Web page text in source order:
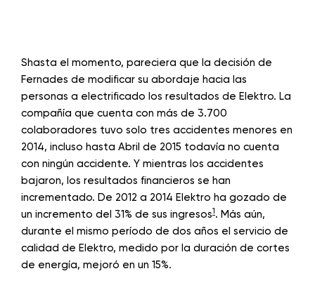
Shasta el momento, pareciera que la decisión de
Fernades de modificar su abordaje hacia las
personas a electrificado los resultados de Elektro. La
compañía que cuenta con más de 3.700
colaboradores tuvo solo tres accidentes menores en
2014, incluso hasta Abril de 2015 todavía no cuenta
con ningún accidente. Y mientras los accidentes
bajaron, los resultados financieros se han
incrementado. De 2012 a 2014 Elektro ha gozado de
un incremento del 31% de sus ingresos1 . Más aún,
durante el mismo período de dos años el servicio de
calidad de Elektro, medido por la duración de cortes
de energía, mejoró en un 15%.